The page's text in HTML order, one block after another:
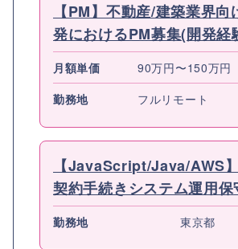
【PM】不動産/建築業界
発におけるPM募集(開発経
月額単価
90万円〜150万円
勤務地
フルリモート
【JavaScript/Java/AWS
契約手続きシステム運用保
勤務地 東京都